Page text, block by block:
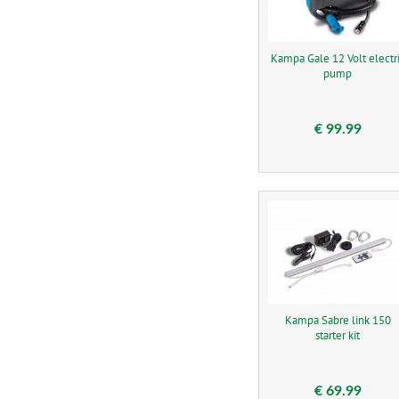
Kampa Gale 12 Volt
pump
€ 99.99
Kampa Sabre link 150
starter kit
€ 69.99